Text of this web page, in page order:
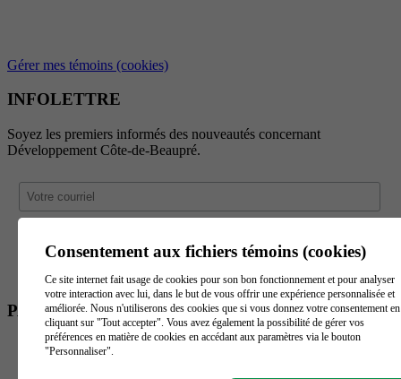
Gérer mes témoins (cookies)
INFOLETTRE
Soyez les premiers informés des nouveautés concernant
Développement Côte-de-Beaupré.
PARTENAIRES
Consentement aux fichiers témoins (cookies)
Ce site internet fait usage de cookies pour son bon fonctionnement et pour analyser
votre interaction avec lui, dans le but de vous offrir une expérience personnalisée et
améliorée. Nous n'utiliserons des cookies que si vous donnez votre consentement en
cliquant sur "Tout accepter". Vous avez également la possibilité de gérer vos
préférences en matière de cookies en accédant aux paramètres via le bouton
"Personnaliser".